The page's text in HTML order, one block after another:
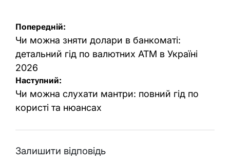
Навігація
записів
Попередній:
Чи можна зняти долари в банкоматі:
детальний гід по валютних АТМ в Україні
2026
Наступний:
Чи можна слухати мантри: повний гід по
користі та нюансах
Залишити відповідь